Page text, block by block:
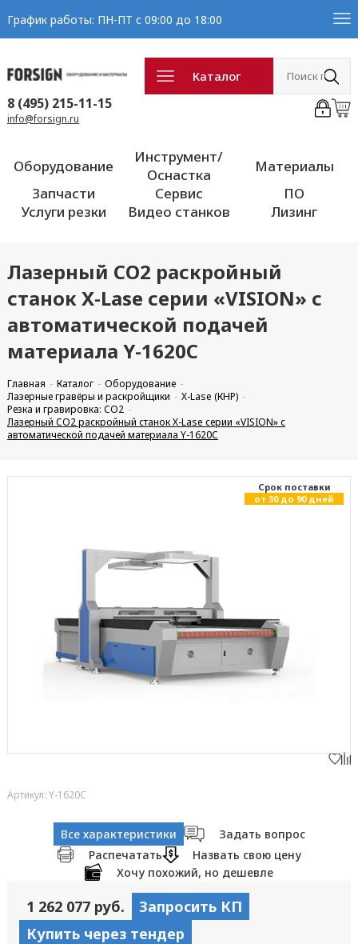
График работы: ПН-ПТ с 09:00 до 18:00
Каталог
8 (495) 215-11-15
info@forsign.ru
Оборудование
Инструмент/
Оснастка
Материалы
Запчасти
Сервис
ПО
Услуги резки
Видео станков Лизинг
Лазерный CO2 раскройный
станок X-Lase серии «VISION» с
автоматической подачей
материала Y-1620C
Главная Каталог
Оборудование
Лазерные гравёры и раскройщики
X-Lase (КНР)
Резка и гравировка: CO2
Лазерный CO2 раскройный станок X-Lase серии «VISION» с
автоматической подачей материала Y-1620C
Cрок поставки
от 30 до 90 дней
Артикул: Y-1620C
Все характеристики
Задать вопрос
Распечатать
Назвать свою цену
Хочу похожий, но дешевле
1 262 077 руб.
Запросить КП
Купить через тендер